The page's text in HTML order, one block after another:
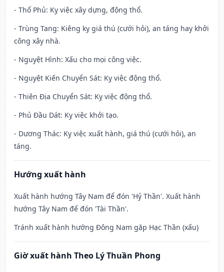
- Thổ Phủ: Kỵ việc xây dựng, động thổ.
- Trùng Tang: Kiêng kỵ giá thú (cưới hỏi), an táng hay khởi
công xây nhà.
- Nguyệt Hình: Xấu cho mọi công việc.
- Nguyệt Kiến Chuyển Sát: Kỵ việc động thổ.
- Thiên Địa Chuyển Sát: Kỵ việc động thổ.
- Phủ Đầu Dát: Kỵ việc khởi tạo.
- Dương Thác: Kỵ việc xuất hành, giá thú (cưới hỏi), an
táng.
Hướng xuất hành
Xuất hành hướng Tây Nam để đón 'Hỷ Thần'. Xuất hành
hướng Tây Nam để đón 'Tài Thần'.
Tránh xuất hành hướng Đông Nam gặp Hạc Thần (xấu)
Giờ xuất hành Theo Lý Thuần Phong